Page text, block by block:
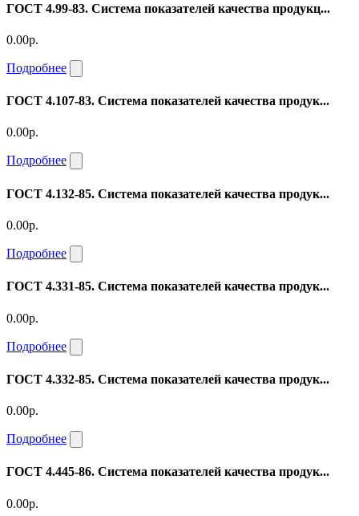
ГОСТ 4.99-83. Система показателей качества продукц...
0.00р.
Подробнее
ГОСТ 4.107-83. Система показателей качества продук...
0.00р.
Подробнее
ГОСТ 4.132-85. Система показателей качества продук...
0.00р.
Подробнее
ГОСТ 4.331-85. Система показателей качества продук...
0.00р.
Подробнее
ГОСТ 4.332-85. Система показателей качества продук...
0.00р.
Подробнее
ГОСТ 4.445-86. Система показателей качества продук...
0.00р.